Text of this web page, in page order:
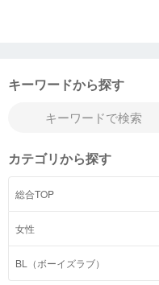
キーワードから探す
カテゴリから探す
総合TOP
女性
BL（ボーイズラブ）